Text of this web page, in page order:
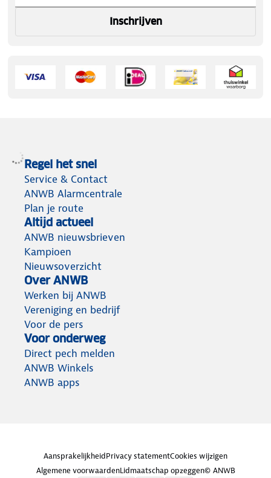
Inschrijven
Regel het snel
Service & Contact
ANWB Alarmcentrale
Plan je route
Altijd actueel
ANWB nieuwsbrieven
Kampioen
Nieuwsoverzicht
Over ANWB
Werken bij ANWB
Vereniging en bedrijf
Voor de pers
Voor onderweg
Direct pech melden
ANWB Winkels
ANWB apps
AansprakelijkheidPrivacy statementCookies wijzigen
Algemene voorwaardenLidmaatschap opzeggen© ANWB